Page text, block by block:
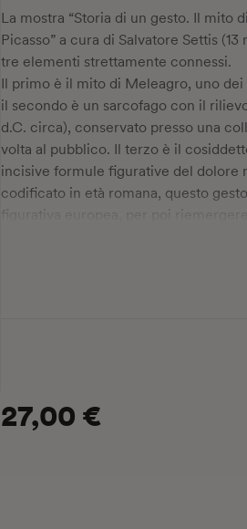
La mostra “Storia di un gesto. Il mito
Picasso” a cura di Salvatore Settis
tre elementi strettamente connessi.
Il primo è il mito di Meleagro, uno
il secondo è un sarcofago con il
d.C. circa), conservato presso una
volta al pubblico. Il terzo è il
incisive formule figurative del dolore
codificato in età romana, questo
figurativa europea, per poi
Il percorso espositivo, e il volume
Questo stesso gesto, già nel 1901
dopo un lungo oblio, esemplificata in
Con testi di Salvatore Settis,
27,00 €